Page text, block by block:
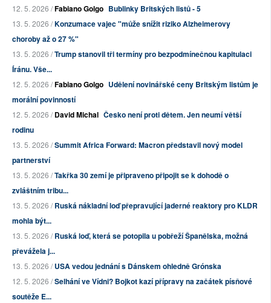
12. 5. 2026 /Fabiano Golgo Bublinky Britských listů - 5
13. 5. 2026 /Konzumace vajec "může snížit riziko Alzheimerovy
choroby až o 27 %"
13. 5. 2026 /Trump stanovil tři termíny pro bezpodmínečnou kapitulaci
Íránu. Vše...
12. 5. 2026 /Fabiano Golgo Udělení novinářské ceny Britským listům je
morální povinností
12. 5. 2026 /David Michal Česko není proti dětem. Jen neumí větší
rodinu
13. 5. 2026 /Summit Africa Forward: Macron představil nový model
partnerství
13. 5. 2026 /Takřka 30 zemí je připraveno připojit se k dohodě o
zvláštním tribu...
13. 5. 2026 /Ruská nákladní loď přepravující jaderné reaktory pro KLDR
mohla být...
13. 5. 2026 /Ruská loď, která se potopila u pobřeží Španělska, možná
převážela j...
13. 5. 2026 /USA vedou jednání s Dánskem ohledně Grónska
12. 5. 2026 /Selhání ve Vídni? Bojkot kazí přípravy na začátek písňové
soutěže E...